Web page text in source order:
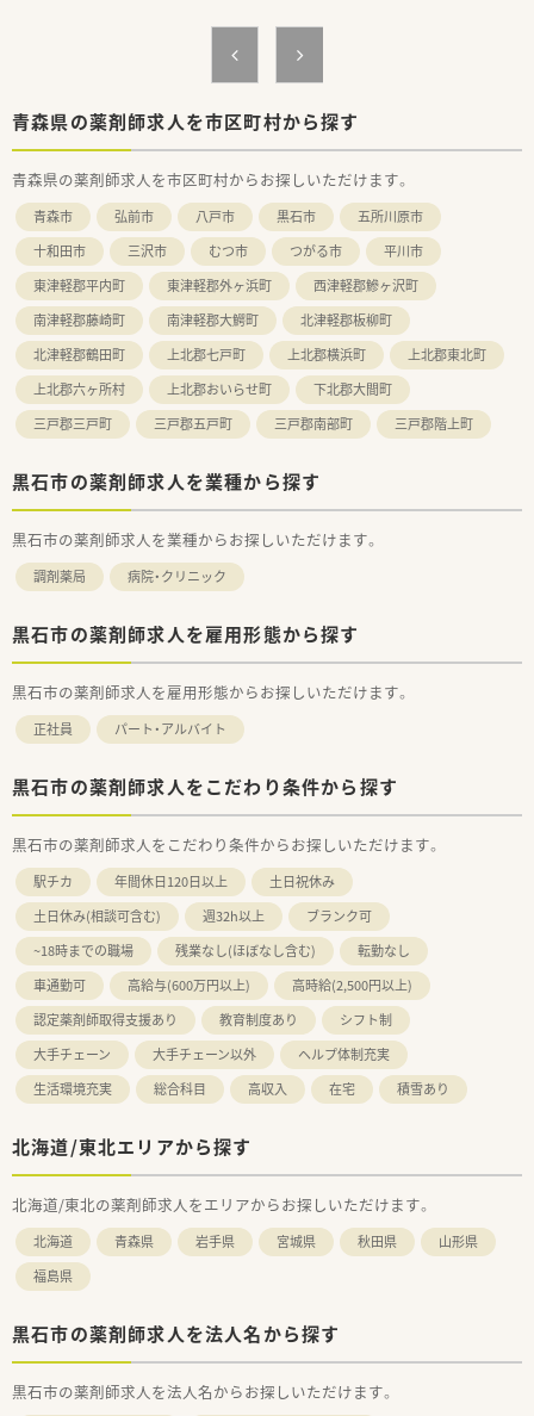
青森県の薬剤師求人を市区町村から探す
青森県の薬剤師求人を市区町村からお探しいただけます。
青森市 弘前市 八戸市 黒石市
五所川原市
十和田市
三沢市 むつ市 つがる市
平川市
東津軽郡平内町
東津軽郡外ヶ浜町
西津軽郡鰺ヶ沢町
南津軽郡藤崎町
南津軽郡大鰐町
北津軽郡板柳町
北津軽郡鶴田町
上北郡七戸町 上北郡横浜町
上北郡東北町
上北郡六ヶ所村
上北郡おいらせ町
下北郡大間町
三戸郡三戸町
三戸郡五戸町 三戸郡南部町 三戸郡階上町
黒石市の薬剤師求人を業種から探す
黒石市の薬剤師求人を業種からお探しいただけます。
調剤薬局 病院・クリニック
黒石市の薬剤師求人を雇用形態から探す
黒石市の薬剤師求人を雇用形態からお探しいただけます。
正社員 パート・アルバイト
黒石市の薬剤師求人をこだわり条件から探す
黒石市の薬剤師求人をこだわり条件からお探しいただけます。
駅チカ 年間休日120日以上
土日祝休み
土日休み(相談可含む)
週32h以上
ブランク可
~18時までの職場
残業なし(ほぼなし含む)
転勤なし
車通勤可
高給与(600万円以上)
高時給(2,500円以上)
認定薬剤師取得支援あり
教育制度あり
シフト制
大手チェーン
大手チェーン以外
ヘルプ体制充実
生活環境充実
総合科目 高収入 在宅 積雪あり
北海道/東北エリアから探す
北海道/東北の薬剤師求人をエリアからお探しいただけます。
北海道 青森県 岩手県 宮城県 秋田県
山形県
福島県
黒石市の薬剤師求人を法人名から探す
黒石市の薬剤師求人を法人名からお探しいただけます。